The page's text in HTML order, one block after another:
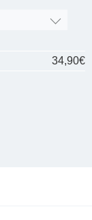
34,90€